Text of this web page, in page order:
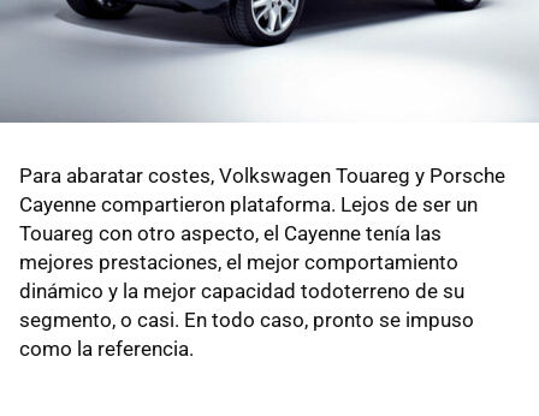
Para abaratar costes, Volkswagen Touareg y Porsche
Cayenne compartieron plataforma. Lejos de ser un
Touareg con otro aspecto, el Cayenne tenía las
mejores prestaciones, el mejor comportamiento
dinámico y la mejor capacidad todoterreno de su
segmento, o casi. En todo caso, pronto se impuso
como la referencia.